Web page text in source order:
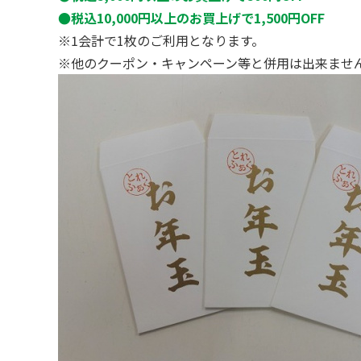
●税込10,000円以上のお買上げで1,500円OFF
※1会計で1枚のご利用となります。
※他のクーポン・キャンペーン等と併用は出来ませ